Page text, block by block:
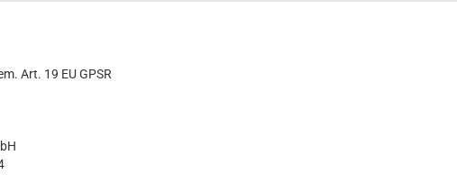
Art. 19 EU GPSR